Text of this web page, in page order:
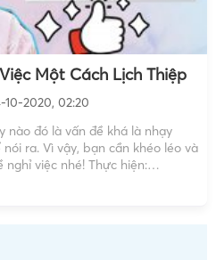
Một Cách Lịch Thiệp
10-2020, 02:20
đó là vấn đề khá là nhạy
ra. Vì vậy, bạn cần khéo léo và
việc nhé! Thực hiện: